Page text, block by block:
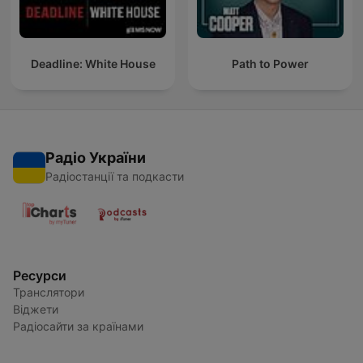
Deadline: White House Path to Power
Радіо України
Радіостанції та подкасти
Ресурси
Транслятори
Віджети
Радіосайти за країнами